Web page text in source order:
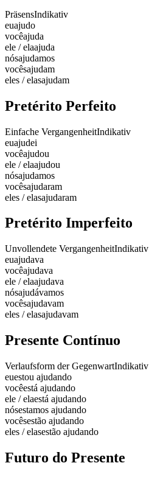
PräsensIndikativ
euajudo
vocêajuda
ele / elaajuda
nósajudamos
vocêsajudam
eles / elasajudam
Pretérito Perfeito
Einfache VergangenheitIndikativ
euajudei
vocêajudou
ele / elaajudou
nósajudamos
vocêsajudaram
eles / elasajudaram
Pretérito Imperfeito
Unvollendete VergangenheitIndikativ
euajudava
vocêajudava
ele / elaajudava
nósajudávamos
vocêsajudavam
eles / elasajudavam
Presente Contínuo
Verlaufsform der GegenwartIndikativ
euestou ajudando
vocêestá ajudando
ele / elaestá ajudando
nósestamos ajudando
vocêsestão ajudando
eles / elasestão ajudando
Futuro do Presente